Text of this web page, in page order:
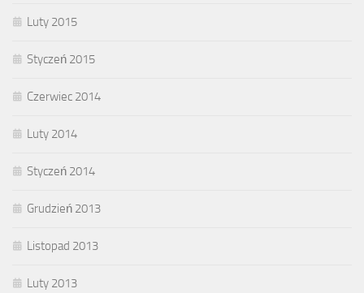
Luty 2015
Styczeń 2015
Czerwiec 2014
Luty 2014
Styczeń 2014
Grudzień 2013
Listopad 2013
Luty 2013